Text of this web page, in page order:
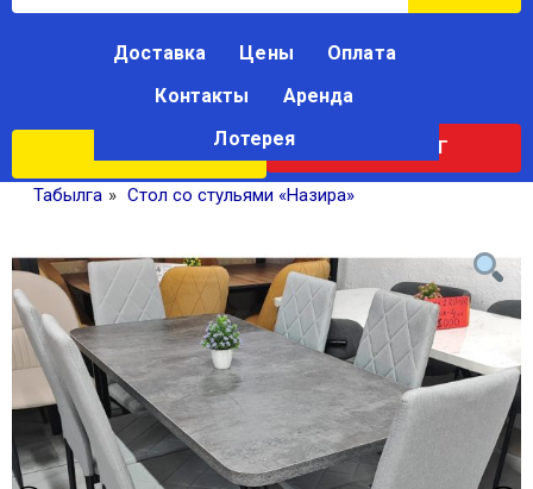
КАТАЛОГ
Доставка Цены
Оплата
Контакты
Аренда
Лотерея
Табылга » Стол со стульями «Назира»